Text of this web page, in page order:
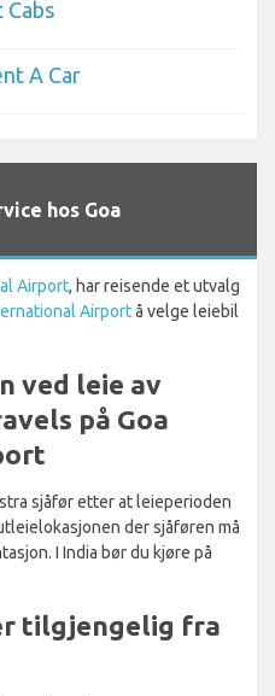
Cabs
A Car
hos Goa
Airport, har reisende et utvalg
Airportå velge leiebil
ved leie av
på Goa
sjåfør etter at leieperioden
der sjåføren må
I India bør du kjøre på
tilgjengelig fra